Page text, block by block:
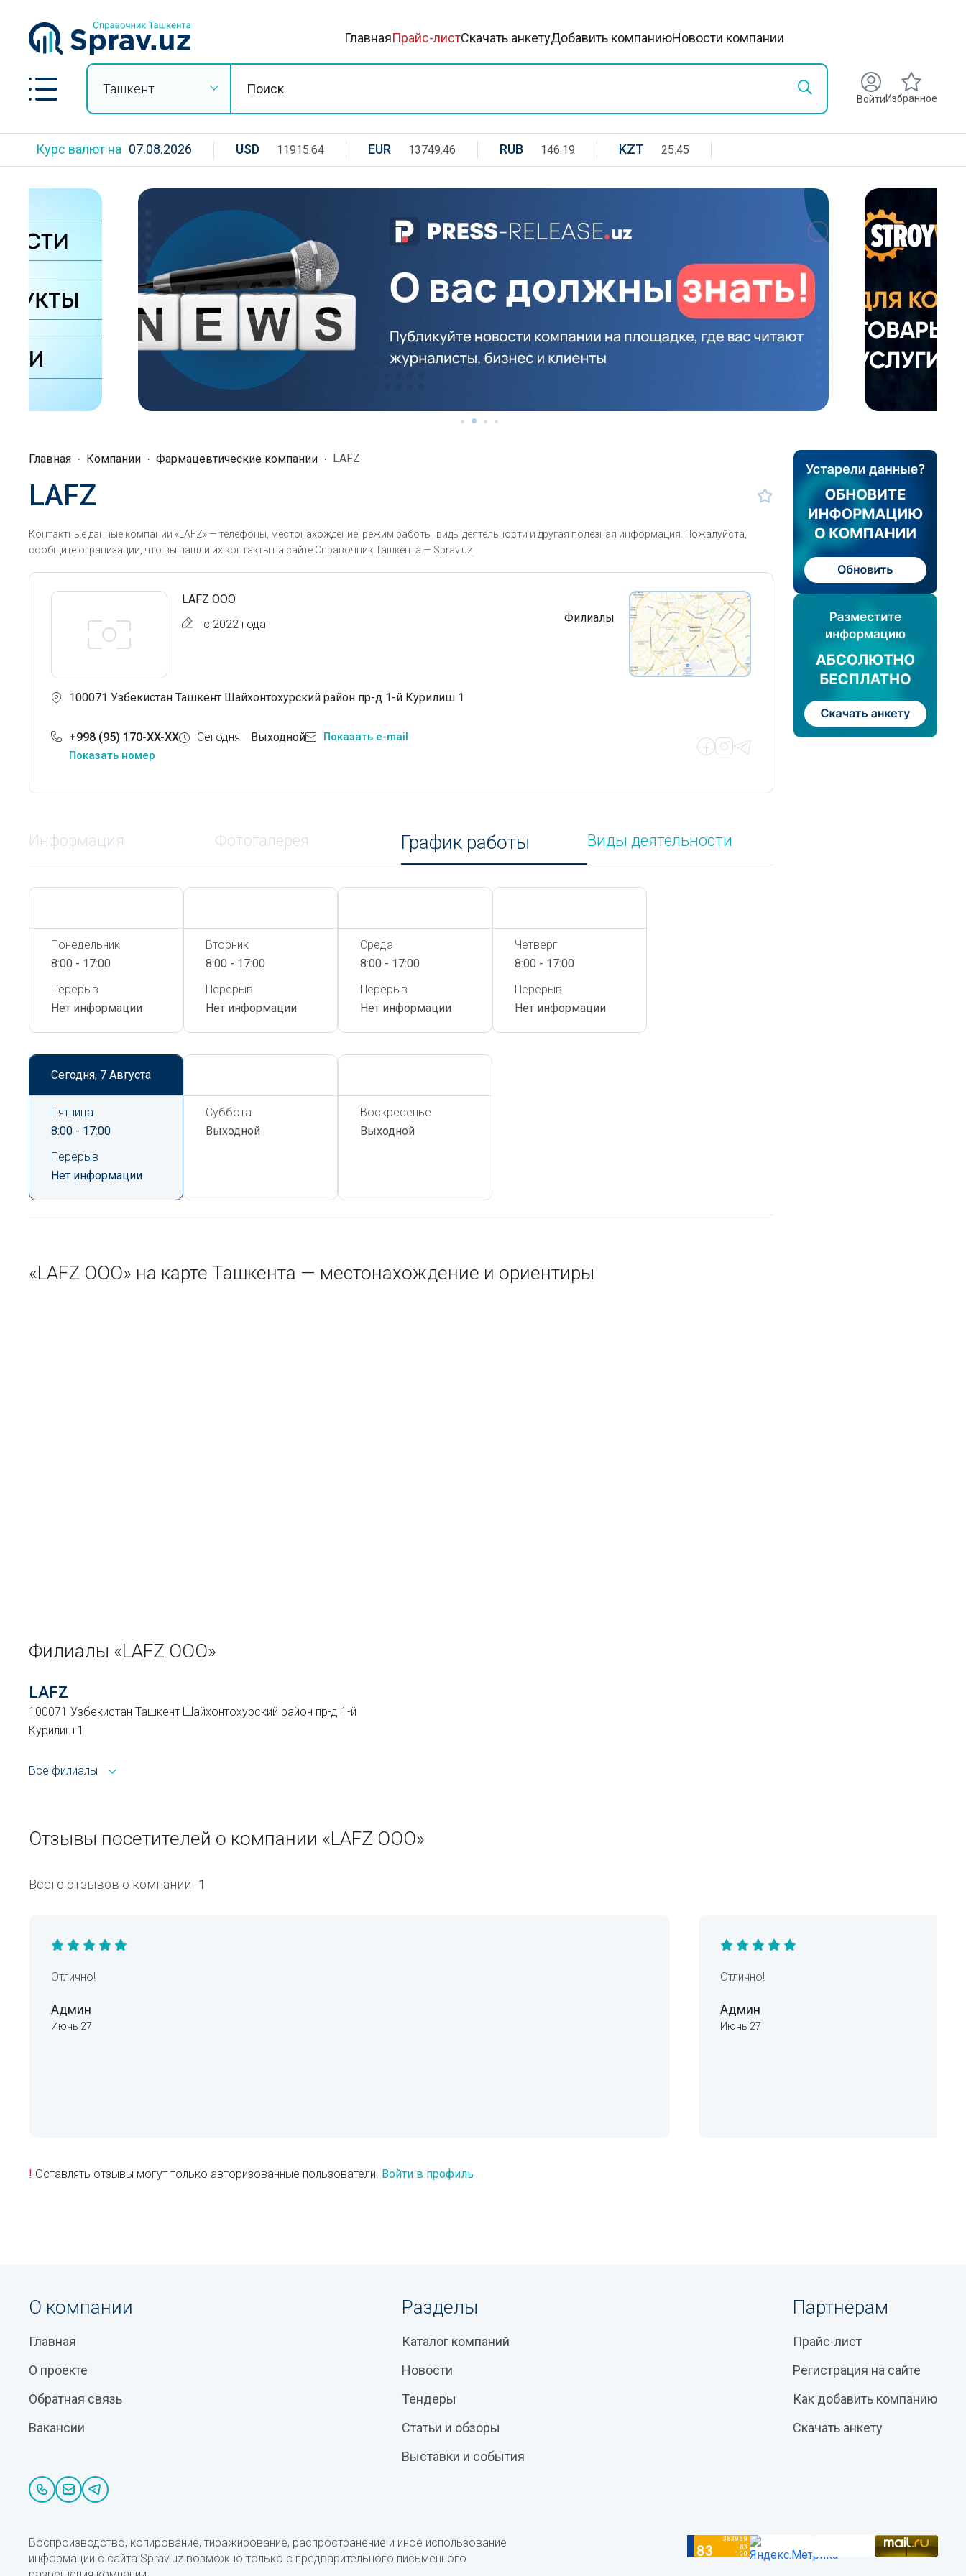
ГлавнаяПрайс-листСкачать анкетуДобавить компаниюНовости компании
Ташкент
ВойтиИзбранное
Курс валют на 07.08.2026 USD 11915.64 EUR 13749.46 RUB 146.19 KZT 25.45
Главная Компании Фармацевтические компании LAFZ
LAFZ
Контактные данные компании «LAFZ» — телефоны, местонахождение, режим работы, виды деятельности и другая полезная информация. Пожалуйста,
сообщите огранизации, что вы нашли их контакты на сайте Справочник Ташкента — Sprav.uz.
LAFZ ООО
с 2022 года
Филиалы
100071 Узбекистан Ташкент Шайхонтохурский район пр-д 1-й Курилиш 1
+998 (95) 170-XX-XX
Показать номер
Сегодня Выходной Показать e-mail
Информация Фотогалерея График работы Виды деятельности
Понедельник
8:00 - 17:00
Перерыв
Нет информации
Вторник
8:00 - 17:00
Перерыв
Нет информации
Среда
8:00 - 17:00
Перерыв
Нет информации
Четверг
8:00 - 17:00
Перерыв
Нет информации
Сегодня, 7 Августа
Пятница
8:00 - 17:00
Перерыв
Нет информации
Суббота
Выходной
Воскресенье
Выходной
«LAFZ ООО» на карте Ташкента — местонахождение и ориентиры
Филиалы «LAFZ ООО»
LAFZ
100071 Узбекистан Ташкент Шайхонтохурский район пр-д 1-й
Курилиш 1
Все филиалы
Отзывы посетителей о компании «LAFZ ООО»
Всего отзывов о компании 1
Отлично!
Админ
Июнь 27
Отлично!
Админ
Июнь 27
! Оставлять отзывы могут только авторизованные пользователи. Войти в профиль
О компании
Главная
О проекте
Обратная связь
Вакансии
Разделы
Каталог компаний
Новости
Тендеры
Статьи и обзоры
Выставки и события
Партнерам
Прайс-лист
Регистрация на сайте
Как добавить компанию
Скачать анкету
Воспроизводство, копирование, тиражирование, распространение и иное использование
информации с сайта Sprav.uz возможно только с предварительного письменного